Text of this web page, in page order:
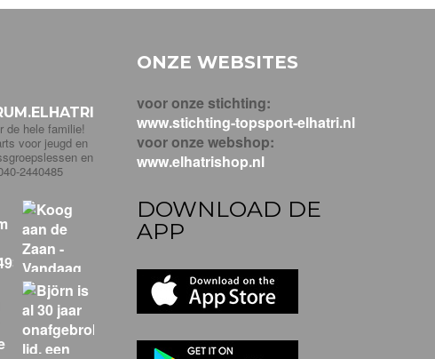
de hele familie!
voor jeugd en
en
2440485
ONZE WEBSITES
voor onze stichting:
www.stichting-topsport-elhatri.nl
voor onze webshop:
www.elhatrishop.nl
DOWNLOAD DE
APP